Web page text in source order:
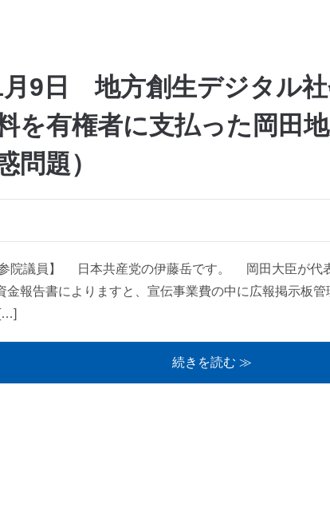
9日 地方創生デジタル
を有権者に支払った岡田
問題）
院議員】 日本共産党の伊藤岳です。 岡田大臣が代
金報告書によりますと、宣伝事業費の中に広報掲示板
続きを読む ≫